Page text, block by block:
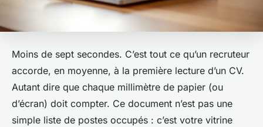
Moins de sept secondes. C’est tout ce qu’un recruteur
accorde, en moyenne, à la première lecture d’un CV.
Autant dire que chaque millimètre de papier (ou
d’écran) doit compter. Ce document n’est pas une
simple liste de postes occupés : c’est votre vitrine